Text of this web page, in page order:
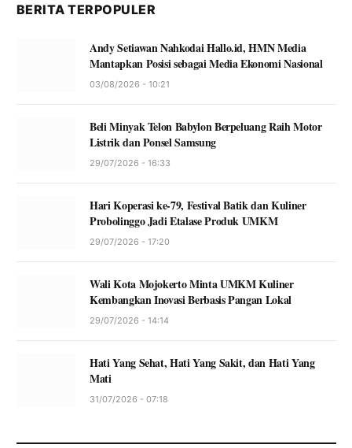
BERITA TERPOPULER
Andy Setiawan Nahkodai Hallo.id, HMN Media
Mantapkan Posisi sebagai Media Ekonomi Nasional
03/08/2026 - 10:21
Beli Minyak Telon Babylon Berpeluang Raih Motor
Listrik dan Ponsel Samsung
29/07/2026 - 16:33
Hari Koperasi ke-79, Festival Batik dan Kuliner
Probolinggo Jadi Etalase Produk UMKM
29/07/2026 - 17:20
Wali Kota Mojokerto Minta UMKM Kuliner
Kembangkan Inovasi Berbasis Pangan Lokal
29/07/2026 - 14:14
Hati Yang Sehat, Hati Yang Sakit, dan Hati Yang
Mati
31/07/2026 - 07:18